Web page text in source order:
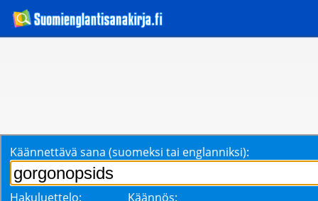
Käännettävä sana (suomeksi tai englanniksi):
Hakuluettelo: Käännös: